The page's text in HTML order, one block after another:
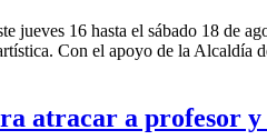
jueves 16 hasta el sábado 18
Con el apoyo de la Alcaldía
atracar a profesor